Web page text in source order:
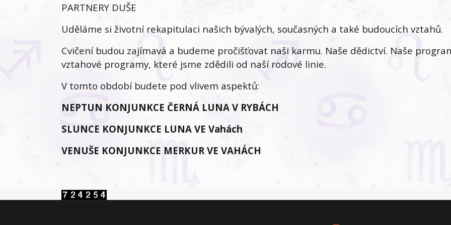
PARTNERY DUŠE
Uděláme si životní rekapitulaci našich bývalých, současných a také budoucích vztahů.
Cvičení budou zajímavá a budeme pročišťovat naši karmu. Naše dědictví. Naše
vztahové programy, které jsme zdědili od naší rodové linie.
V tomto období budete pod vlivem aspektů:
NEPTUN KONJUNKCE ČERNÁ LUNA V RYBÁCH
SLUNCE KONJUNKCE LUNA VE Vahách
VENUŠE KONJUNKCE MERKUR VE VAHÁCH